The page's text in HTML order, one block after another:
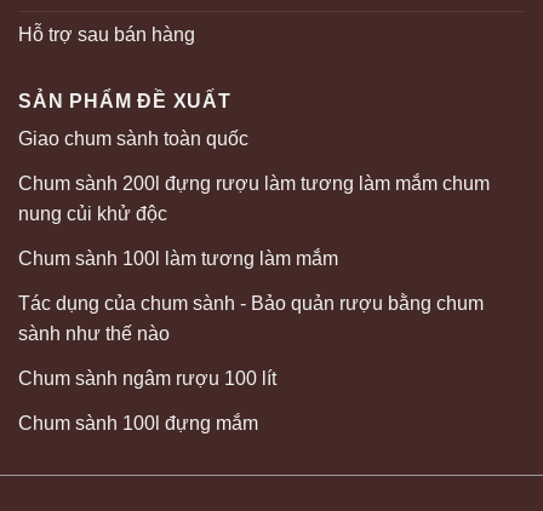
Hỗ trợ sau bán hàng
SẢN PHẨM ĐỀ XUẤT
Giao chum sành toàn quốc
Chum sành 200l đựng rượu làm tương làm mắm chum
nung củi khử độc
Chum sành 100l làm tương làm mắm
Tác dụng của chum sành - Bảo quản rượu bằng chum
sành như thế nào
Chum sành ngâm rượu 100 lít
Chum sành 100l đựng mắm